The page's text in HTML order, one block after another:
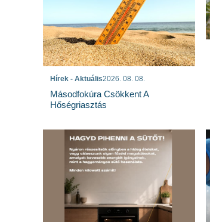
Hírek - Aktuális2026. 08. 08.
Másodfokúra Csökkent A
Hőségriasztás